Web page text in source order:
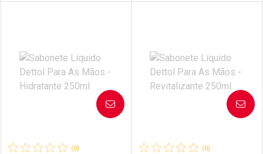
Laboratório
Por Menos Laboratório
Por Menos
(0)
AVISE-ME
(0)
AVISE-ME